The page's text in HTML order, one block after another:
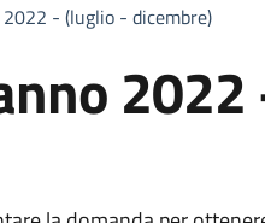
- (luglio - dicembre)